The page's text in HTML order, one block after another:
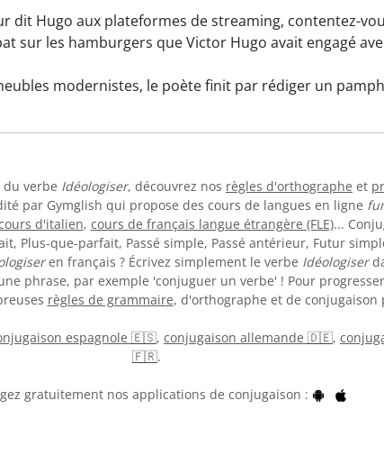
dit Hugo aux plateformes de streaming, contentez-
sur les hamburgers que Victor Hugo avait engagé
modernistes, le poète finit par rédiger un
du verbe Idéologiser, découvrez nos règles d'orthographe et
par Gymglish qui propose des cours de langues en ligne
d'italien, cours de français langue étrangère (FLE)...
Plus-que-parfait, Passé simple, Passé antérieur, Futur
en français ? Écrivez simplement le verbe Idéologiser
phrase, par exemple 'conjuguer un verbe' ! Pour
règles de grammaire, d'orthographe et de
espagnole 🇪🇸, conjugaison allemande 🇩🇪,
🇫🇷.
gratuitement nos applications de conjugaison :